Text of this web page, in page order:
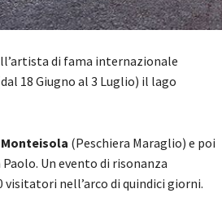
di fama internazionale
18 Giugno al 3 Luglio) il lago
Monteisola (Peschiera Maraglio) e poi
Un evento di risonanza
visitatori nell’arco di quindici giorni.